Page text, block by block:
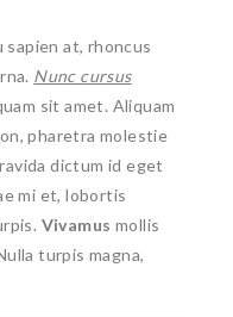
sapien at, rhoncus
Nunc cursus
sit amet. Aliquam
pharetra molestie
dictum id eget
mi et, lobortis
Vivamus mollis
turpis magna,